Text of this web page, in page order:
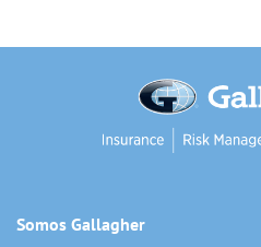
Somos Gallagher